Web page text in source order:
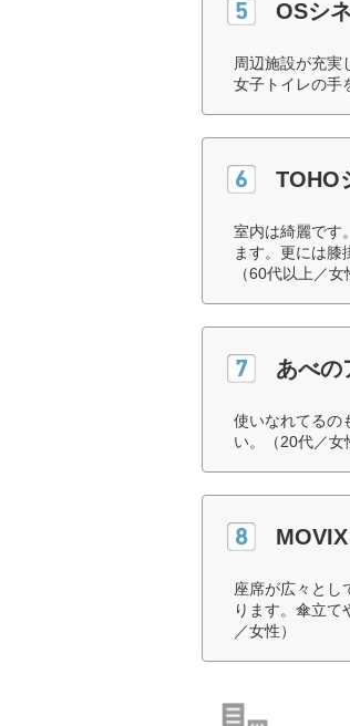
OSシ
周辺施設が充実
女子トイレの手
TOHO
室内は綺麗です
ます。更には膝
（60代以上／女
あべの
使いなれてるの
い。（20代／女
MOVIX
座席が広々とし
ります。傘立
／女性）